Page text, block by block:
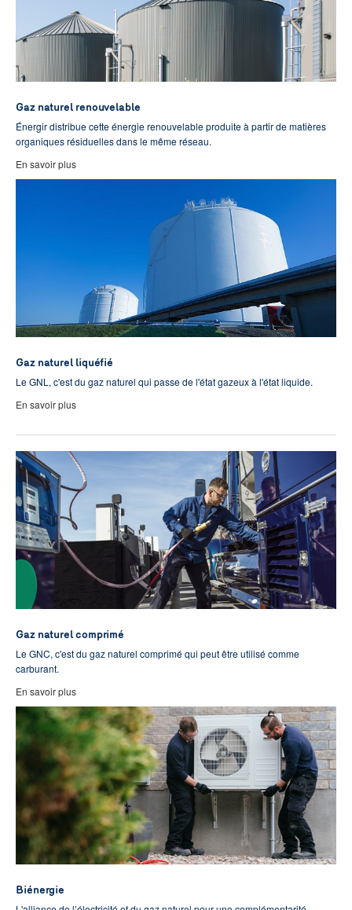
Gaz naturel renouvelable
Énergir distribue cette énergie renouvelable produite à partir de matières
organiques résiduelles dans le même réseau.
En savoir plus
Gaz naturel liquéfié
Le GNL, c'est du gaz naturel qui passe de l'état gazeux à l'état liquide.
En savoir plus
Gaz naturel comprimé
Le GNC, c'est du gaz naturel comprimé qui peut être utilisé comme
carburant.
En savoir plus
Biénergie